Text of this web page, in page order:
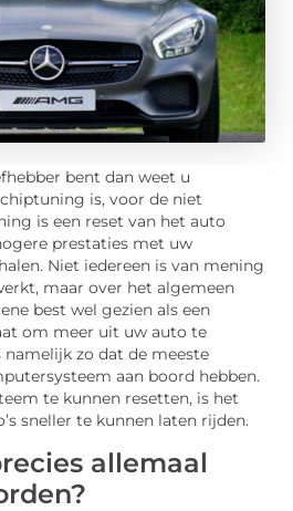
bent dan weet u
is, voor de niet
is een reset van het auto
prestaties met uw
Niet iedereen is van mening
maar over het algemeen
best wel gezien als een
om meer uit uw auto te
namelijk zo dat de meeste
aan boord hebben.
te kunnen resetten, is het
sneller te kunnen laten rijden.
allemaal